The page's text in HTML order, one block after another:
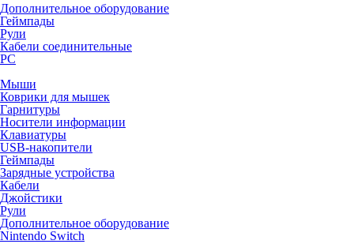
Дополнительное оборудование
Геймпады
Рули
Кабели соединительные
PC
Мыши
Коврики для мышек
Гарнитуры
Носители информации
Клавиатуры
USB-накопители
Геймпады
Зарядные устройства
Кабели
Джойстики
Рули
Дополнительное оборудование
Nintendo Switch